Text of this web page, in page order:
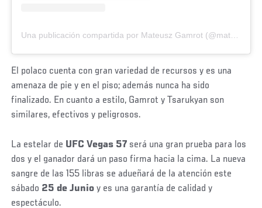
El polaco cuenta con gran variedad de recursos y es una
amenaza de pie y en el piso; además nunca ha sido
finalizado. En cuanto a estilo, Gamrot y Tsarukyan son
similares, efectivos y peligrosos.
La estelar de UFC Vegas 57 será una gran prueba para los
dos y el ganador dará un paso firma hacia la cima. La nueva
sangre de las 155 libras se adueñará de la atención este
sábado 25 de Junioy es una garantía de calidad y
espectáculo.